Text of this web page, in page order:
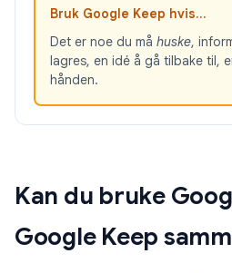
Bruk Google Keep hvis...
Det er noe du må huske,
lagres, en idé å gå tilbake til,
hånden.
Kan du bruke
Google Keep